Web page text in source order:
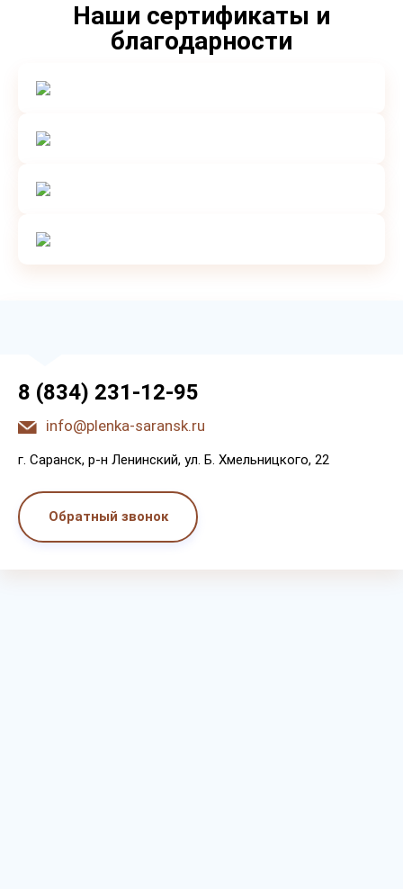
Наши сертификаты и
благодарности
8 (834) 231-12-95
info@plenka-saransk.ru
г. Capaнcк, p-н Лeнинcкий, ул. Б. Хмeльницкoгo, 22
Обратный звонок